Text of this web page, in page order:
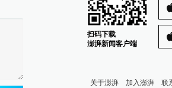
扫码下载
澎湃新闻客户端
关于澎湃 加入澎湃 联